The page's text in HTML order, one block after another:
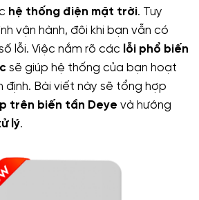
hệ thống điện mặt trời. Tuy
vận hành, đôi khi bạn vẫn có
lỗi. Việc nắm rõ các lỗi phổ biến
sẽ giúp hệ thống của bạn hoạt
định. Bài viết này sẽ tổng hợp
trên biến tần Deye và hướng
lý.